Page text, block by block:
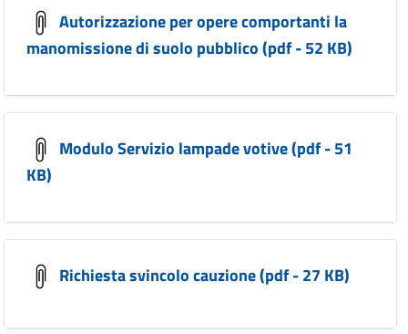
Autorizzazione per opere comportanti la
manomissione di suolo pubblico (pdf - 52 KB)
Modulo Servizio lampade votive (pdf - 51
KB)
Richiesta svincolo cauzione (pdf - 27 KB)